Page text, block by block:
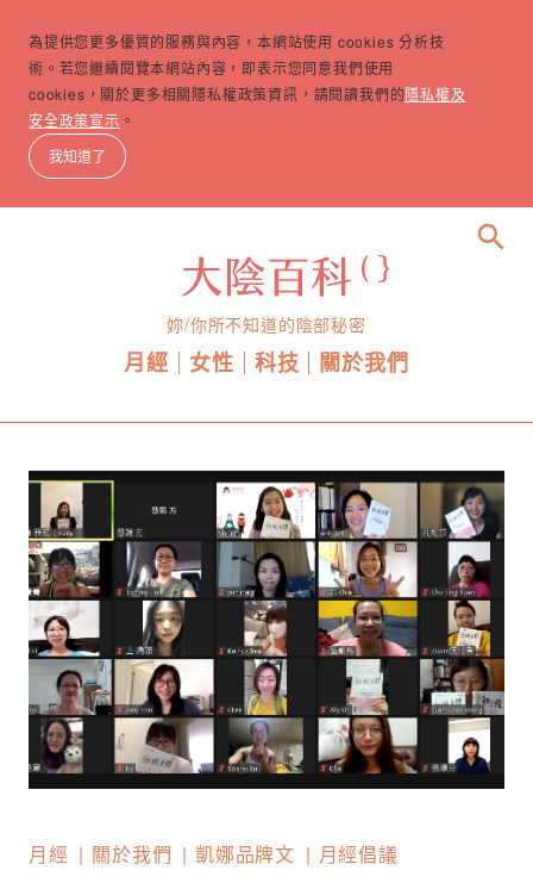
為提供您更多優質的服務與內容，本網站使用 cookies 分析技
術。若您繼續閱覽本網站內容，即表示您同意我們使用
cookies，關於更多相關隱私權政策資訊，請閱讀我們的隱私權及
安全政策宣示 。
我知道了
妳/你所不知道的陰部秘密
月經 女性 科技 關於我們
search
月經 關於我們 凱娜品牌文 月經倡議